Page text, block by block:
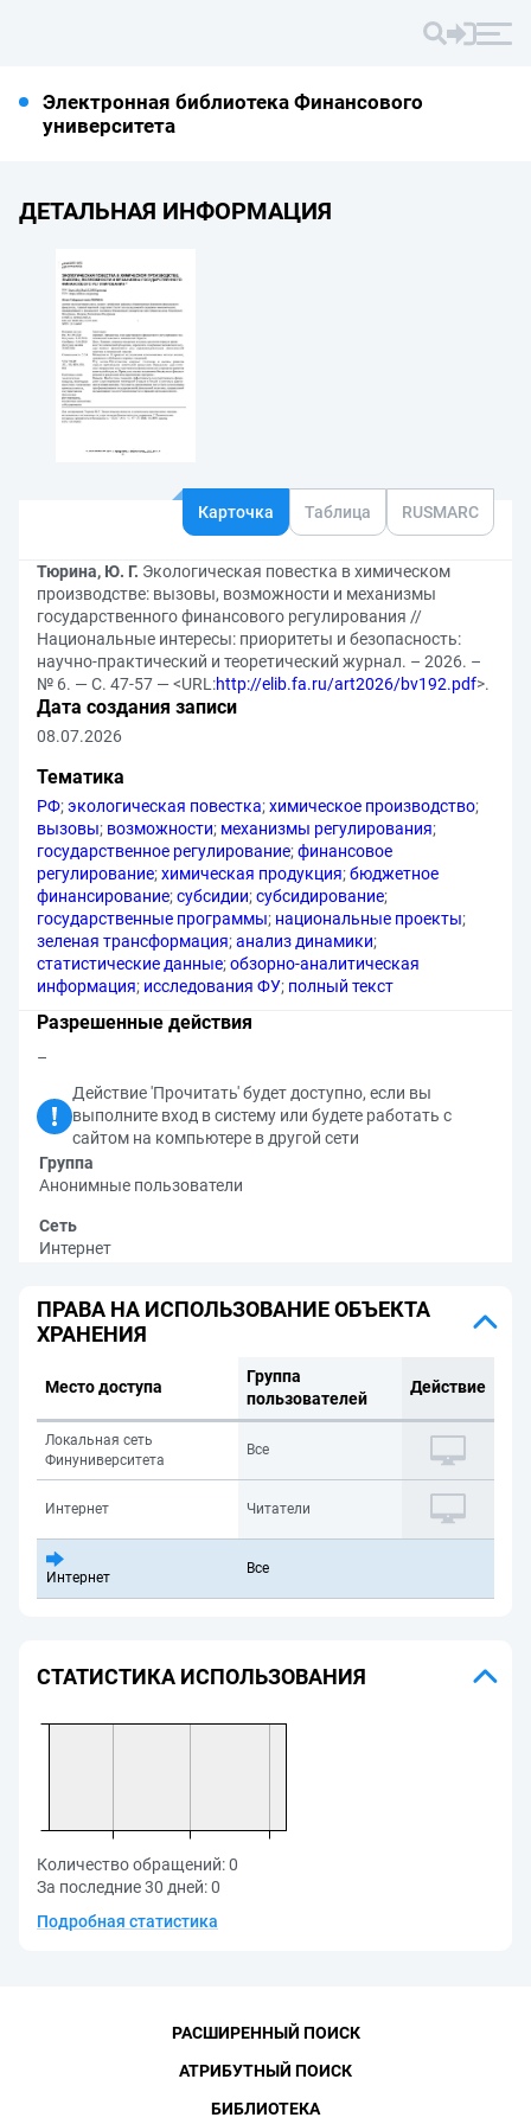
Электронная библиотека Финансового
университета
ДЕТАЛЬНАЯ ИНФОРМАЦИЯ
Карточка Таблица RUSMARC
Тюрина, Ю. Г. Экологическая повестка в химическом
производстве: вызовы, возможности и механизмы
государственного финансового регулирования //
Национальные интересы: приоритеты и безопасность:
научно-практический и теоретический журнал. – 2026. –
№ 6. — С. 47-57 — <URL:http://elib.fa.ru/art2026/bv192.pdf>.
Дата создания записи
08.07.2026
Тематика
РФ;экологическая повестка;химическое производство;
вызовы; возможности; механизмы регулирования;
государственное регулирование;финансовое
регулирование;химическая продукция;бюджетное
финансирование;субсидии;субсидирование;
государственные программы; национальные проекты;
зеленая трансформация;анализ динамики;
статистические данные;обзорно-аналитическая
информация; исследования ФУ; полный текст
Разрешенные действия
–
Действие 'Прочитать' будет доступно, если вы
выполните вход в систему или будете работать с
сайтом на компьютере в другой сети
Группа
Анонимные пользователи
Сеть
Интернет
ПРАВА НА ИСПОЛЬЗОВАНИЕ ОБЪЕКТА
ХРАНЕНИЯ
Место доступа
Группа
пользователей
Действие
Локальная сеть
Финуниверситета
Все
Интернет Читатели
Интернет
Все
СТАТИСТИКА ИСПОЛЬЗОВАНИЯ
Количество обращений:0
За последние 30 дней:0
Подробная статистика
РАСШИРЕННЫЙ ПОИСК
АТРИБУТНЫЙ ПОИСК
БИБЛИОТЕКА